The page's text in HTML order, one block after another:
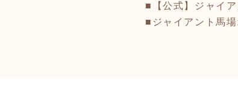
■【公式】ジャイ
■ジャイアント馬